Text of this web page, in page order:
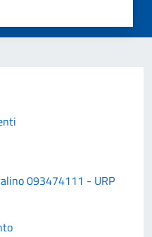
093474111 - URP